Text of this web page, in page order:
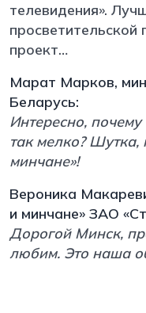
телевидения».
просветительской
проект…
Марат Марков,
Беларусь:
Интересно,
так мелко? Шутка,
минчане»!
Вероника
и минчане» ЗАО
Дорогой Минск,
любим. Это наша